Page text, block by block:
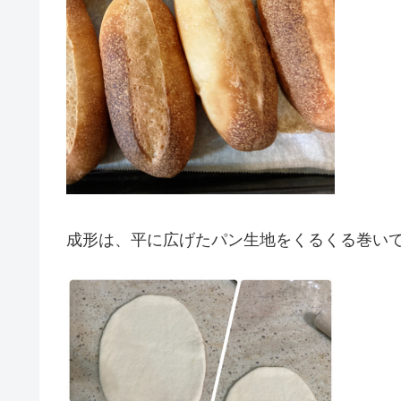
成形は、平に広げたパン生地をくるくる巻い